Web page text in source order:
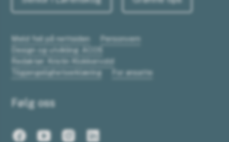
Meld feil på nettsiden
Personvern
Design og utvikling: ACOS
Redaktør: Kristin Klokkervold
Tilgjengelighetserklæring
For ansatte
Følg oss
FacebookYoutubeInstagram